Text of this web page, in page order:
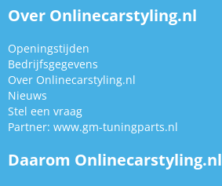
Over Onlinecarstyling.nl
Openingstijden
Bedrijfsgegevens
Over Onlinecarstyling.nl
Nieuws
Stel een vraag
Partner: www.gm-tuningparts.nl
Daarom Onlinecarstyling.nl